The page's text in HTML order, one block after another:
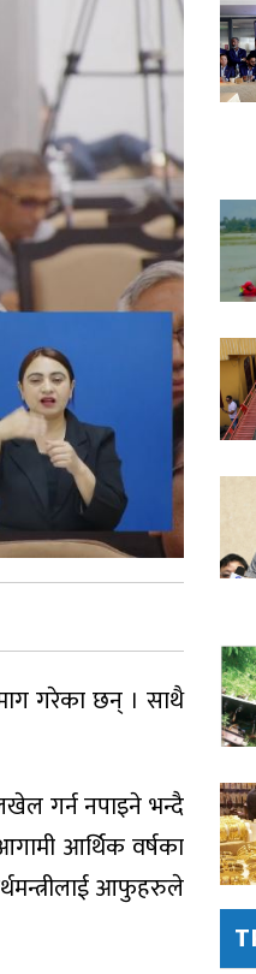
गरेका छन् । साथै
गर्न नपाइने भन्दै
आर्थिक वर्षका
आफुहरुले